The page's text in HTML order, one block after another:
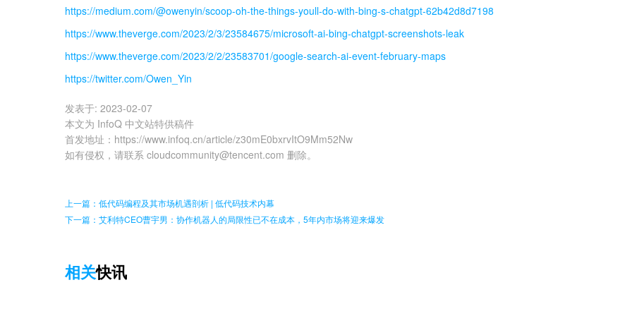
https://medium.com/@owenyin/scoop-oh-the-things-youll-do-with-bing-s-chatgpt-62b42d8d7198
https://www.theverge.com/2023/2/3/23584675/microsoft-ai-bing-chatgpt-screenshots-leak
https://www.theverge.com/2023/2/2/23583701/google-search-ai-event-february-maps
https://twitter.com/Owen_Yin
发表于: 2023-02-07
本文为 InfoQ 中文站特供稿件
首发地址 ： https://www.infoq.cn/article/z30mE0bxrvItO9Mm52Nw
如有侵权，请联系 cloudcommunity@tencent.com 删除。
上一篇：低代码编程及其市场机遇剖析 | 低代码技术内幕
下一篇：艾利特CEO曹宇男：协作机器人的局限性已不在成本，5年内市场将迎来爆发
相关快讯